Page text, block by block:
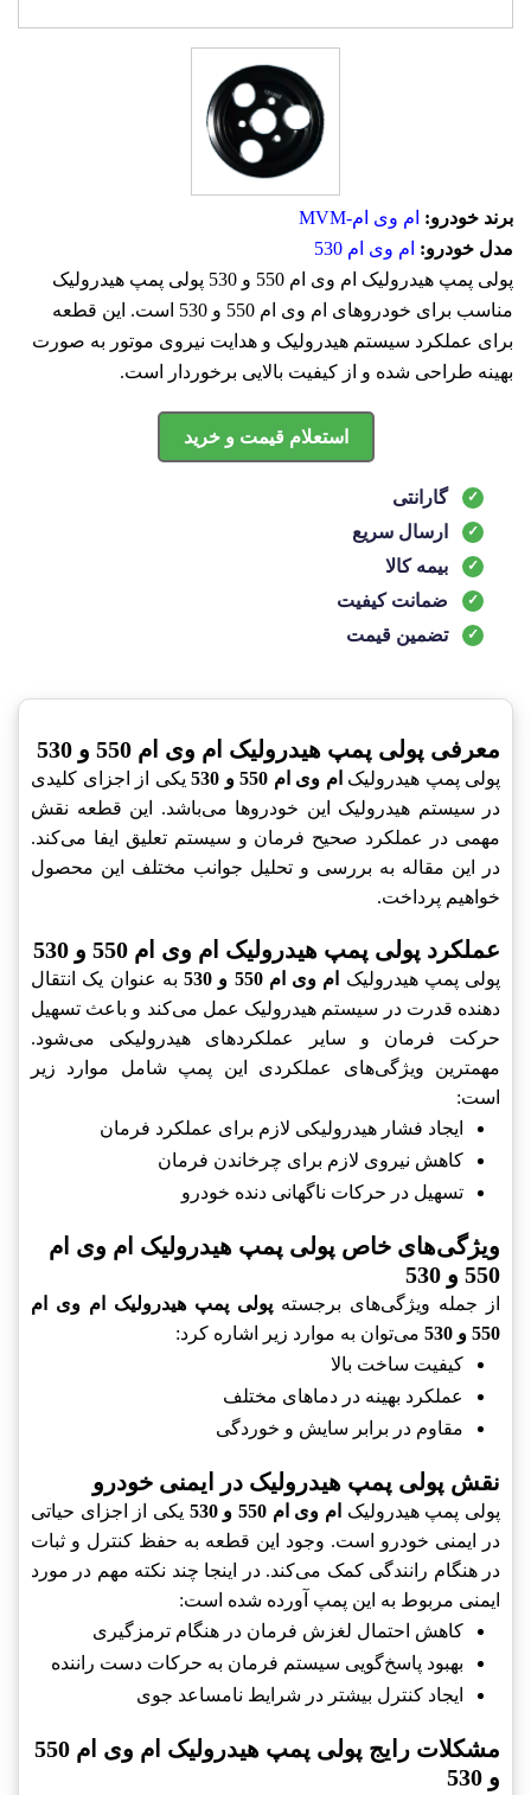
برند خودرو: ام وی ام-MVM
مدل خودرو: ام وی ام 530
پولی پمپ هیدرولیک ام وی ام 550 و 530 پولی پمپ هیدرولیک
مناسب برای خودروهای ام وی ام 550 و 530 است. این قطعه
برای عملکرد سیستم هیدرولیک و هدایت نیروی موتور به صورت
بهینه طراحی شده و از کیفیت بالایی برخوردار است.
استعلام قیمت و خرید
گارانتی
ارسال سریع
بیمه کالا
ضمانت کیفیت
تضمین قیمت
معرفی پولی پمپ هیدرولیک ام وی ام 550 و 530
پولی پمپ هیدرولیک ام وی ام 550 و 530
یکی از اجزای کلیدی
در سیستم هیدرولیک این خودروها می‌باشد. این قطعه نقش
مهمی در عملکرد صحیح فرمان و سیستم تعلیق ایفا می‌کند.
در این مقاله به بررسی و تحلیل جوانب مختلف این محصول
خواهیم پرداخت.
عملکرد پولی پمپ هیدرولیک ام وی ام 550 و 530
پولی پمپ هیدرولیک ام وی ام 550 و 530
به عنوان یک انتقال
دهنده قدرت در سیستم هیدرولیک عمل می‌کند و باعث تسهیل
حرکت فرمان و سایر عملکردهای هیدرولیکی می‌شود.
مهمترین ویژگی‌های عملکردی این پمپ شامل موارد زیر
است:
ایجاد فشار هیدرولیکی لازم برای عملکرد فرمان
کاهش نیروی لازم برای چرخاندن فرمان
تسهیل در حرکات ناگهانی دنده خودرو
ویژگی‌های خاص پولی پمپ هیدرولیک ام وی ام
550 و 530
از جمله ویژگی‌های برجسته پولی پمپ هیدرولیک ام وی ام
550 و 530
می‌توان به موارد زیر اشاره کرد:
کیفیت ساخت بالا
عملکرد بهینه در دماهای مختلف
مقاوم در برابر سایش و خوردگی
نقش پولی پمپ هیدرولیک در ایمنی خودرو
پولی پمپ هیدرولیک ام وی ام 550 و 530
یکی از اجزای حیاتی
در ایمنی خودرو است. وجود این قطعه به حفظ کنترل و ثبات
در هنگام رانندگی کمک می‌کند. در اینجا چند نکته مهم در مورد
ایمنی مربوط به این پمپ آورده شده است:
کاهش احتمال لغزش فرمان در هنگام ترمزگیری
بهبود پاسخ‌گویی سیستم فرمان به حرکات دست راننده
ایجاد کنترل بیشتر در شرایط نامساعد جوی
مشکلات رایج پولی پمپ هیدرولیک ام وی ام 550
و 530